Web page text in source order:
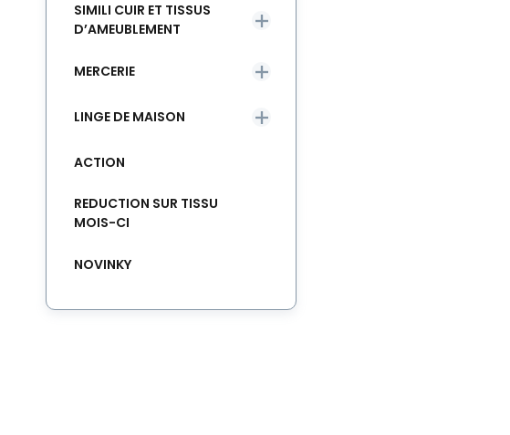
SIMILI CUIR ET TISSUS
D’AMEUBLEMENT
MERCERIE
LINGE DE MAISON
ACTION
REDUCTION SUR TISSU
MOIS-CI
NOVINKY